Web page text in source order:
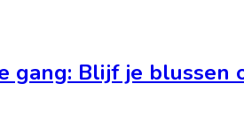
gang: Blijf je blussen